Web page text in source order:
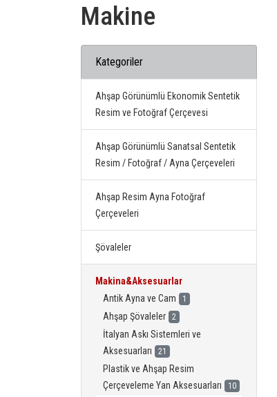
Makine
Kategoriler
Ahşap Görünümlü Ekonomik Sentetik
Resim ve Fotoğraf Çerçevesi
Ahşap Görünümlü Sanatsal Sentetik
Resim / Fotoğraf / Ayna Çerçeveleri
Ahşap Resim Ayna Fotoğraf
Çerçeveleri
Şövaleler
Makina&Aksesuarlar
Antik Ayna ve Cam
1
Ahşap Şövaleler 2
İtalyan Askı Sistemleri ve
Aksesuarları
21
Plastik ve Ahşap Resim
Çerçeveleme Yan Aksesuarları
10